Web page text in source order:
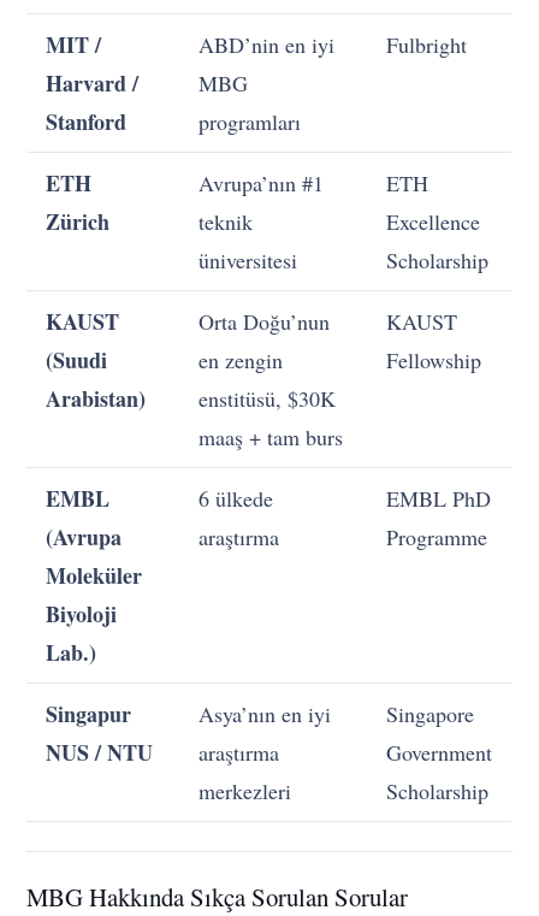
MIT /
Harvard /
Stanford
ABD’nin en iyi
MBG
programları
Fulbright
ETH
Zürich
Avrupa’nın #1
teknik
üniversitesi
ETH
Excellence
Scholarship
KAUST
(Suudi
Arabistan)
Orta Doğu’nun
en zengin
enstitüsü, $30K
maaş + tam burs
KAUST
Fellowship
EMBL
(Avrupa
Moleküler
Biyoloji
Lab.)
6 ülkede
araştırma
EMBL PhD
Programme
Singapur
NUS / NTU
Asya’nın en iyi
araştırma
merkezleri
Singapore
Government
Scholarship
MBG Hakkında Sıkça Sorulan Sorular